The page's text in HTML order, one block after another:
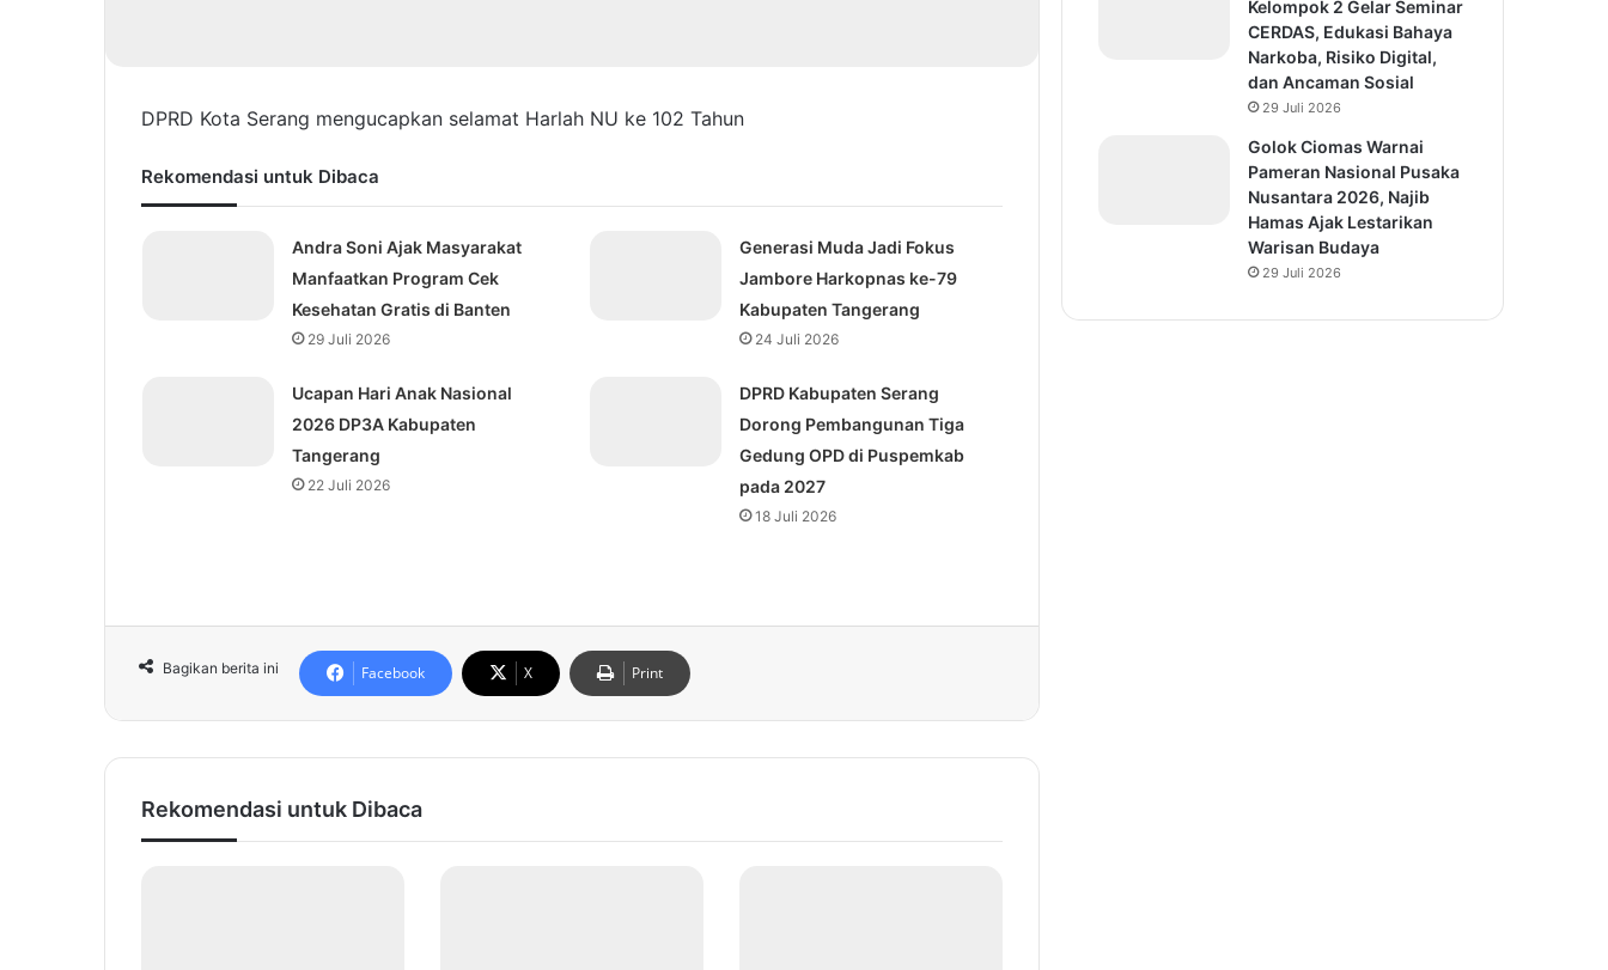
DPRD Kota Serang mengucapkan selamat Harlah NU ke 102 Tahun
Rekomendasi untuk Dibaca
Andra Soni Ajak Masyarakat
Manfaatkan Program Cek
Kesehatan Gratis di Banten
29 Juli 2026
Generasi Muda Jadi Fokus
Jambore Harkopnas ke-79
Kabupaten Tangerang
24 Juli 2026
Ucapan Hari Anak Nasional
2026 DP3A Kabupaten
Tangerang
22 Juli 2026
DPRD Kabupaten Serang
Dorong Pembangunan Tiga
Gedung OPD di Puspemkab
pada 2027
18 Juli 2026
Bagikan berita ini Facebook X Print
Rekomendasi untuk Dibaca
Kelompok 2 Gelar Seminar
CERDAS, Edukasi Bahaya
Narkoba, Risiko Digital,
dan Ancaman Sosial
29 Juli 2026
Golok Ciomas Warnai
Pameran Nasional Pusaka
Nusantara 2026, Najib
Hamas Ajak Lestarikan
Warisan Budaya
29 Juli 2026